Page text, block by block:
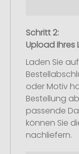
Schritt 2:
Upload Ihres
Laden Sie
oder Motiv
Bestellung
passende
können Sie
nachliefern.